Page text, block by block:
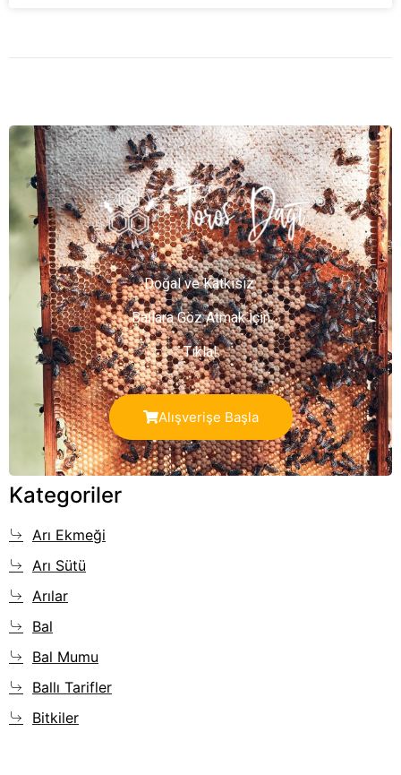
Doğal ve Katkısız
Ballara Göz Atmak İçin
Tıkla!
Alışverişe Başla
Kategoriler
Arı Ekmeği
Arı Sütü
Arılar
Bal
Bal Mumu
Ballı Tarifler
Bitkiler